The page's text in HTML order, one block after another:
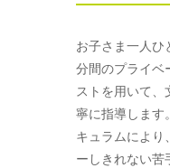
お子さま一人ひ
分間のプライベ
ストを用いて
寧に指導します
キュラムにより
ーしきれない苦